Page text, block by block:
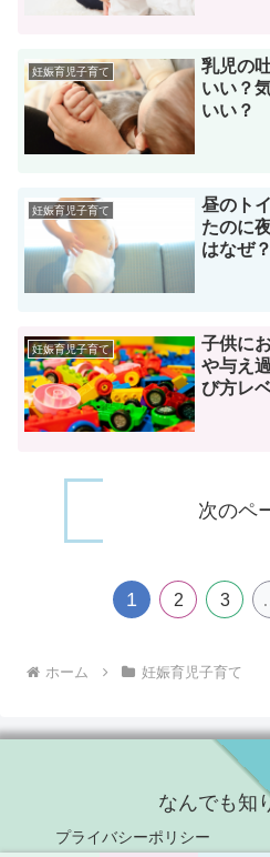
妊娠育児子育て
乳児の
いい？
いい？
妊娠育児子育て
昼のト
たのに
はなぜ？
妊娠育児子育て
子供に
や与え
び方レ
次のペ
1 2 3
ホーム 妊娠育児子育て
なんでも知
プライバシーポリシー